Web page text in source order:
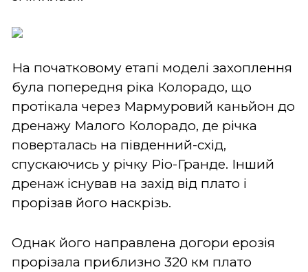
На початковому етапі моделі захоплення
була попередня ріка Колорадо, що
протікала через Мармуровий каньйон до
дренажу Малого Колорадо, де річка
поверталась на південний-схід,
спускаючись у річку Ріо-Гранде. Інший
дренаж існував на захід від плато і
прорізав його наскрізь.
Однак його направлена догори ерозія
прорізала приблизно 320 км плато